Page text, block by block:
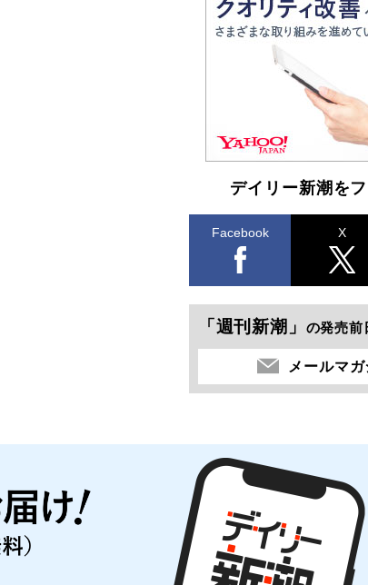
デイリー新潮を
Facebook X
「週刊新潮」 の発売前
メールマ